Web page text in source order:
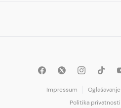
Impressum Oglašavanje
Politika privatnosti